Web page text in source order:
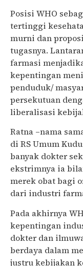
Posisi WHO
tertinggi
murni dan
tugasnya.
farmasi
kepentingan
penduduk/
persekutuan
liberalisasi
Ratna –nama
di RS Umum
banyak dokter
ekstrimnya ia
merek obat bagi
dari industri
Pada akhirnya
kepentingan
dokter dan
berdaya dalam
justru kebijakan